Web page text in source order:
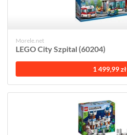
Morele.net
LEGO City Szpital (60204)
1 499,99 zł